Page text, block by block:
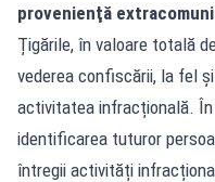
provenienţă
Țigările, în valoare totală
vederea confiscării, la fel
activitatea infracțională.
identificarea tuturor
întregii activități